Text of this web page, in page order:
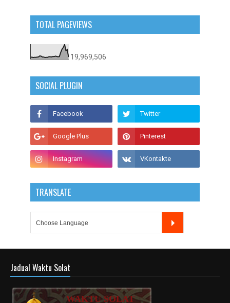
TOTAL PAGEVIEWS
19,969,506
SOCIAL PLUGIN
TRANSLATE
Jadual Waktu Solat